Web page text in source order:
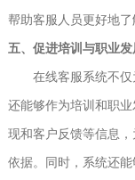
帮助客服人员更好地了
五、促进培训与职业发
在线客服系统不仅
还能够作为培训和职
现和客户反馈等信息
依据。同时，系统还